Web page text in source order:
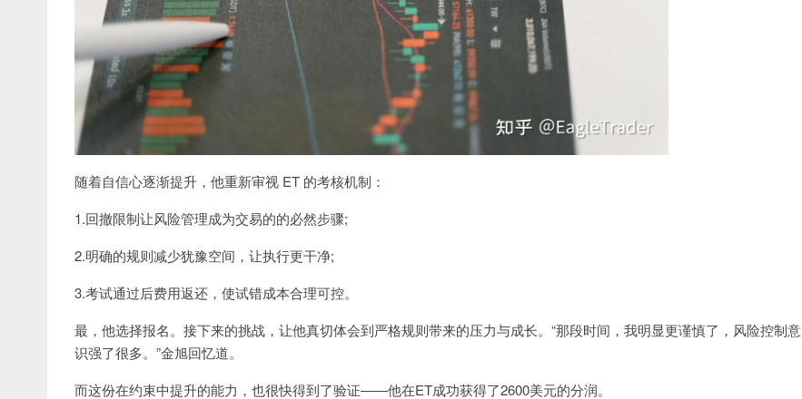
随着自信心逐渐提升，他重新审视 ET 的考核机制：
1.回撤限制让风险管理成为交易的的必然步骤;
2.明确的规则减少犹豫空间，让执行更干净;
3.考试通过后费用返还，使试错成本合理可控。
最，他选择报名。接下来的挑战，让他真切体会到严格规则带来的压力与成长。“那段时间，我明显更谨慎了，风险控制意
识强了很多。”金旭回忆道。
而这份在约束中提升的能力，也很快得到了验证——他在ET成功获得了2600美元的分润。